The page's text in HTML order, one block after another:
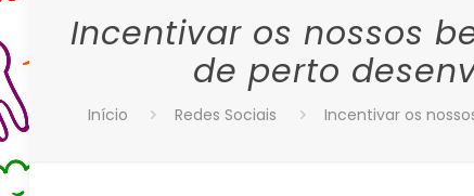
Incentivar os nossos
de perto
Início Redes Sociais Incentivar os